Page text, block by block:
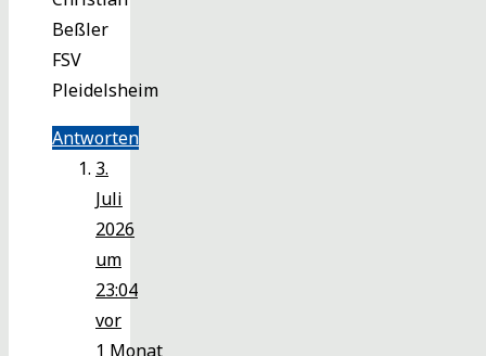
Beßler
FSV
Pleidelsheim
Antworten
3.
Juli
2026
um
23:04
vor
1 Monat